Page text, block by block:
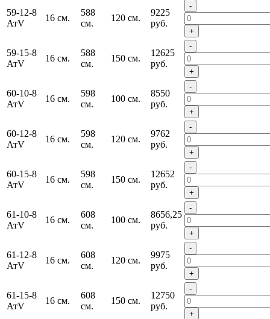
59-12-8
АтV
16 см.
588
см.
120 см.
9225
руб.
-
+
59-15-8
АтV
16 см.
588
см.
150 см.
12625
руб.
-
+
60-10-8
АтV
16 см.
598
см.
100 см.
8550
руб.
-
+
60-12-8
АтV
16 см.
598
см.
120 см.
9762
руб.
-
+
60-15-8
АтV
16 см.
598
см.
150 см.
12652
руб.
-
+
61-10-8
АтV
16 см.
608
см.
100 см.
8656,25
руб.
-
+
61-12-8
АтV
16 см.
608
см.
120 см.
9975
руб.
-
+
61-15-8
АтV
16 см.
608
см.
150 см.
12750
руб.
-
+